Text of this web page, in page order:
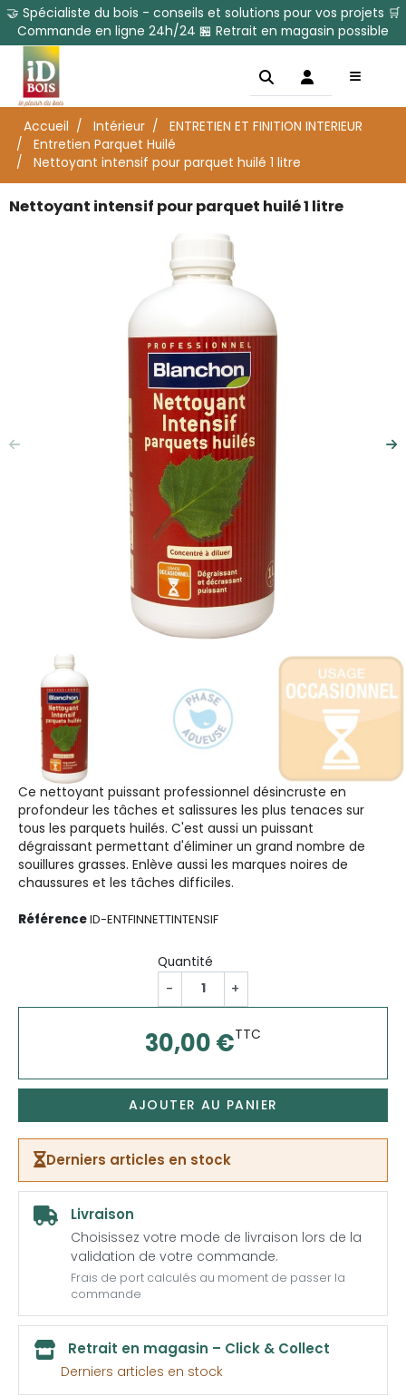
🤝 Spécialiste du bois - conseils et solutions pour vos projets 🛒
Commande en ligne 24h/24 🏪 Retrait en magasin possible
Accueil Intérieur
ENTRETIEN ET FINITION INTERIEUR
Entretien Parquet Huilé
Nettoyant intensif pour parquet huilé 1 litre
Nettoyant intensif pour parquet huilé 1 litre
Précédent
Ce nettoyant puissant professionnel désincruste en
profondeur les tâches et salissures les plus tenaces sur
tous les parquets huilés. C'est aussi un puissant
dégraissant permettant d'éliminer un grand nombre de
souillures grasses. Enlève aussi les marques noires de
chaussures et les tâches difficiles.
RéférenceID-ENTFINNETTINTENSIF
Quantité
- +
30,00 €TTC
AJOUTER AU PANIER
Derniers articles en stock
Livraison
Choisissez votre mode de livraison lors de la
validation de votre commande.
Frais de port calculés au moment de passer la
commande
Retrait en magasin – Click & Collect
Derniers articles en stock